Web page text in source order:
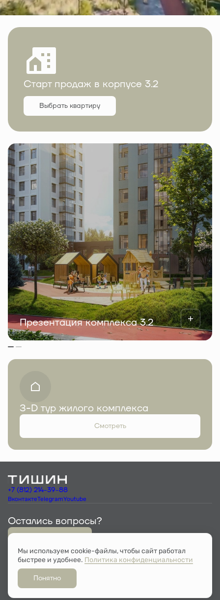
Старт продаж в корпусе 3.2
Выбрать квартиру
Презентация комплекса 3.2
З-D тур жилого комплекса
Смотреть
+7 (812) 214-39-88
ВконтактеTelegramYoutube
ДокументыПолитика конфиденциальности
Проектная декларация на сайте наш.дом.рф
Разработано
© ЖК ТИШИН, 2026
Остались вопросы?
Мы используем cookie-файлы, чтобы сайт работал
быстрее и удобнее. Политика конфиденциальности
Понятно